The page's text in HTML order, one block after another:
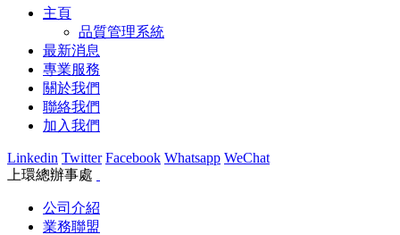
主頁
品質管理系統
最新消息
專業服務
關於我們
聯絡我們
加入我們
Linkedin Twitter Facebook Whatsapp WeChat
上環總辦事處
公司介紹
業務聯盟